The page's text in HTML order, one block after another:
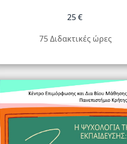
25 €
75 Διδακτικές ώρες